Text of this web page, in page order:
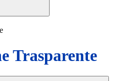
Trasparente